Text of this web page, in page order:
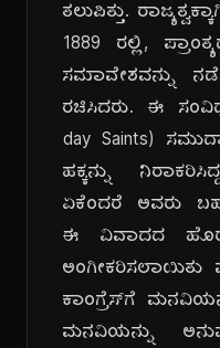
ತಲುಪಿತ್ತು.
1889 ರಲ್ಲಿ,
ಸಮಾವೇಶವನ್ನು
ರಚಿಸಿದರು. ಈ
day Saints)
ಹಕ್ಕನ್ನು
ಏಕೆಂದರೆ ಅವರು
ಈ ವಿವಾದದ
ಅಂಗೀಕರಿಸಲಾಯಿತು
ಕಾಂಗ್ರೆಸ್‌ಗೆ
ಮನವಿಯನ್ನು